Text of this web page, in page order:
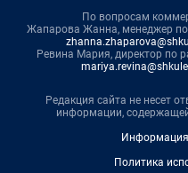
По вопросам
Жапарова Жанна, менеджер
Ревина Мария, директор по
Редакция сайта не несет
информации,
Политика